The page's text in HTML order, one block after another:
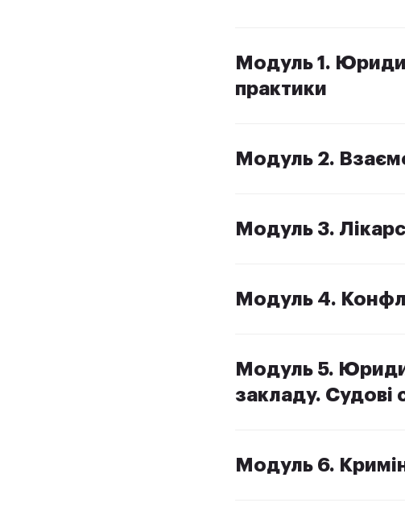
Модуль 1.
практики
Модуль 2.
Модуль 3.
Модуль 4.
Модуль 5.
закладу. Судові
Модуль 6.